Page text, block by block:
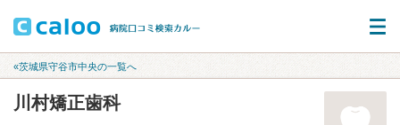
«茨城県守谷市中央の一覧へ
川村矯正歯科